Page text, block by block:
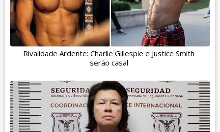
Rivalidade Ardente: Charlie Gillespie e Justice Smith
serão casal